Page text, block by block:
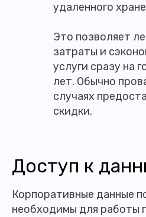
удаленного
Это позволяет
затраты и
услуги сразу на
лет. Обычно
случаях
скидки.
Доступ к
Корпоративные данные
необходимы для работы